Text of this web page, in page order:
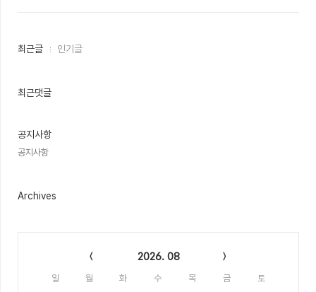
최
인
최근글 인기글
최근댓글
공지사항
공지사항
Archives
2026. 08
일 월 화 수 목 금 토